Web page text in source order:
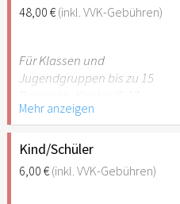
Hinweis: Für Kinder unter 6
Stuttgart nicht
empfehlenswert.
48,00 €(inkl. VVK-Gebühren)
Für Klassen und
Jugendgruppen bis zu 15
Jahre) oder Schüler mit
Schülerausweis inklusive
erwachsene Begleitperson.
Hinweis: Für Kinder unter 6
Mehr anzeigen
Kind/Schüler
6,00 €(inkl. VVK-Gebühren)